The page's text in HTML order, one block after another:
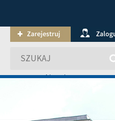
wyszukiwanie